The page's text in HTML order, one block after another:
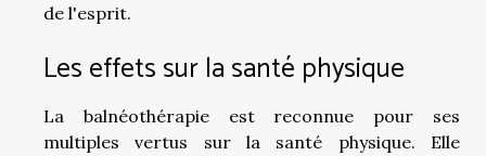
de l'esprit.
Les effets sur la santé physique
La balnéothérapie est reconnue pour ses
multiples vertus sur la santé physique. Elle